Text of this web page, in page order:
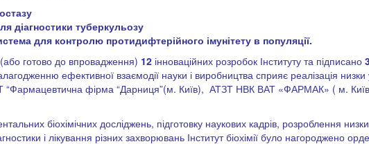
діагностики туберкульозу
для контролю протидифтерійного імунітету в популяції.
готово до впровадження) 12 інноваційних розробок Інституту та підписано
ефективної взаємодії науки і виробництва сприяє реалізація
“Фармацевтична фірма “Дарниця”(м. Київ), АТЗТ НВК ВАТ «ФАРМАК» ( м.
біохімічних досліджень, підготовку наукових кадрів, розроблення
і лікування різних захворювань Інститут біохімії було нагороджено